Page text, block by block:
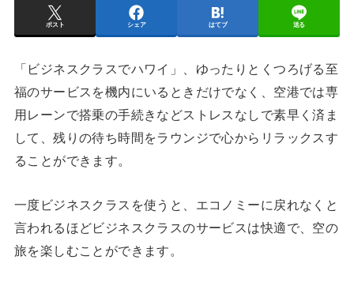
ポスト シェア はてブ 送る
「ビジネスクラスでハワイ」、ゆったりとくつろげる至
福のサービスを機内にいるときだけでなく、空港では専
用レーンで搭乗の手続きなどストレスなしで素早く済ま
して、残りの待ち時間をラウンジで心からリラックスす
ることができます。
一度ビジネスクラスを使うと、エコノミーに戻れなくと
言われるほどビジネスクラスのサービスは快適で、空の
旅を楽しむことができます。